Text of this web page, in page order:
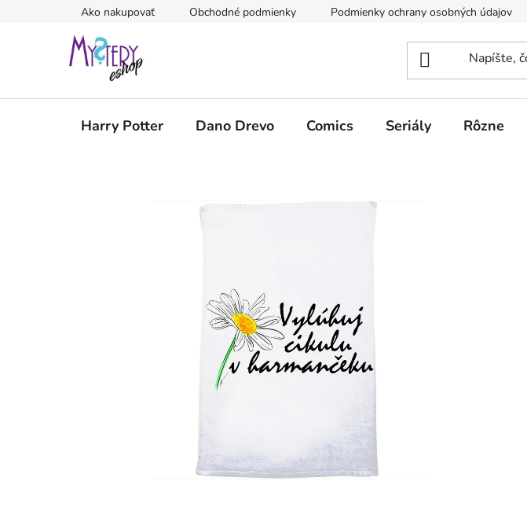
Ako nakupovať Obchodné podmienky Podmienky ochrany osobných údajov
Harry Potter Dano Drevo Comics Seriály Rôzne